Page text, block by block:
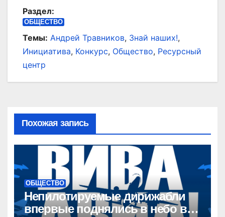
Раздел:
ОБЩЕСТВО
Темы: Андрей Травников, Знай наших!,
Инициатива, Конкурс, Общество, Ресурсный
центр
Похожая запись
ОБЩЕСТВО
Непилотируемые дирижабли
впервые поднялись в небо в